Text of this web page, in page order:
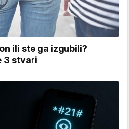
ili ste ga izgubili?
3 stvari